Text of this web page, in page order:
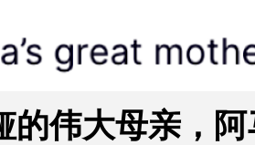
的伟大母亲，